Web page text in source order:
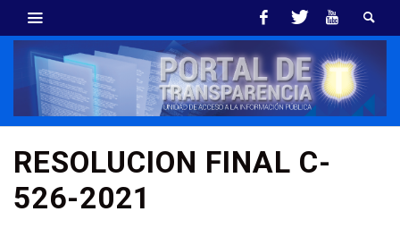
RESOLUCION FINAL C-
526-2021